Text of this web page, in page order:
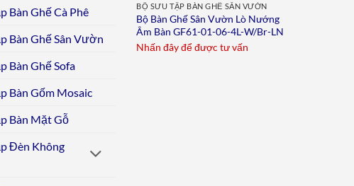
Bàn Ghế Cà Phê
Bàn Ghế Sân Vườn
Bàn Ghế Sofa
Bàn Gốm Mosaic
Bàn Mặt Gỗ
Đèn Không
BỘ SƯU TẬP BÀN GHẾ SÂN VƯỜN
Bộ Bàn Ghế Sân Vườn Lò Nướng
Âm Bàn GF61-01-06-4L-W/Br-LN
Nhấn đây để được tư vấn